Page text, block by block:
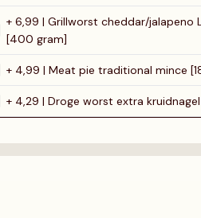
+ 6,99 | Grillworst cheddar/jalapeno
[400 gram]
+ 4,99 | Meat pie traditional mince
+ 4,29 | Droge worst extra kruidnagel